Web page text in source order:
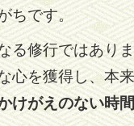
ちです。
る修行ではあり
心を獲得し、本
けがえのない時